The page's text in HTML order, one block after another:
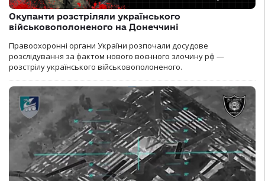
Окупанти розстріляли українського
військовополоненого на Донеччині
Правоохоронні органи України розпочали досудове
розслідування за фактом нового воєнного злочину рф —
розстрілу українського військовополоненого.